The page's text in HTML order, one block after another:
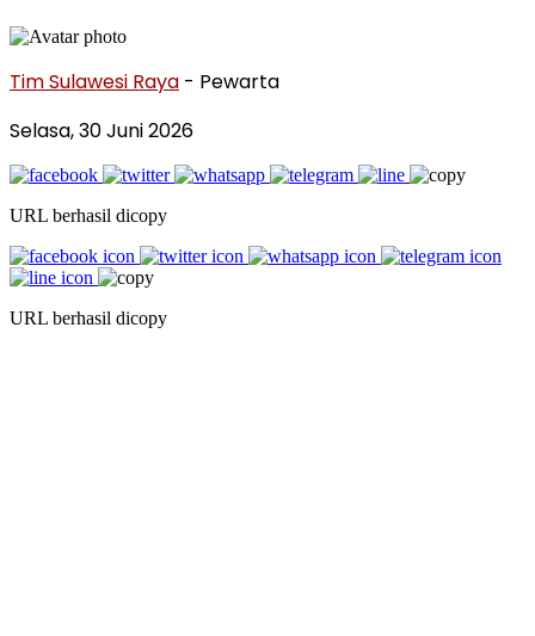
Tim Sulawesi Raya - Pewarta
Selasa, 30 Juni 2026
URL berhasil dicopy
URL berhasil dicopy